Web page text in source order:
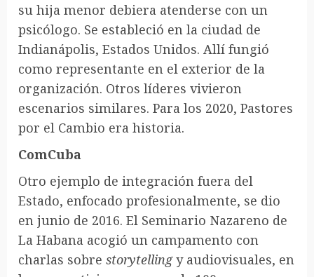
su hija menor debiera atenderse con un
psicólogo. Se estableció en la ciudad de
Indianápolis, Estados Unidos. Allí fungió
como representante en el exterior de la
organización. Otros líderes vivieron
escenarios similares. Para los 2020, Pastores
por el Cambio era historia.
ComCuba
Otro ejemplo de integración fuera del
Estado, enfocado profesionalmente, se dio
en junio de 2016. El Seminario Nazareno de
La Habana acogió un campamento con
charlas sobre storytellingy audiovisuales, en